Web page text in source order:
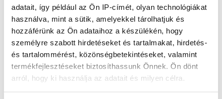
adatait, így például az Ön IP-címét, olyan technológiákat
használva, mint a sütik, amelyekkel tárolhatjuk és
hozzáférünk az Ön adataihoz a készülékén, hogy
személyre szabott hirdetéseket és tartalmakat, hirdetés-
és tartalommérést, közönségbetekintéseket, valamint
termékfejlesztéseket biztosíthassunk Önnek. Ön dönt
arról, hogy ki használja az adatait és milyen célra.